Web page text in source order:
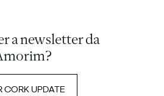
a newsletter da
CORK UPDATE